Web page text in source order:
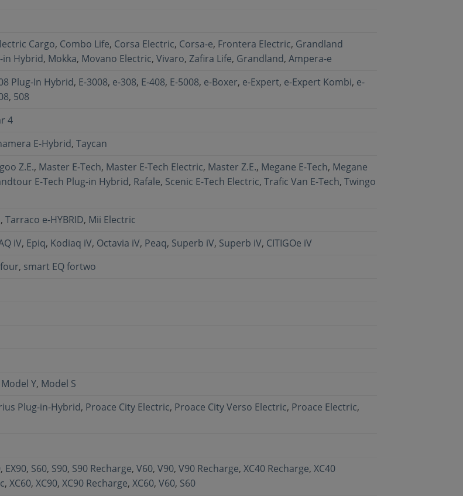
Cargo, Combo Life, Corsa Electric, Corsa-e, Frontera Electric, Grandland
in Hybrid, Mokka, Movano Electric, Vivaro, Zafira Life, Grandland, Ampera-e
Plug-In Hybrid, E-3008, e-308, E-408, E-5008, e-Boxer, e-Expert, e-Expert Kombi, e-
, 508
4
E-Hybrid, Taycan
Z.E., Master E-Tech, Master E-Tech Electric, Master Z.E., Megane E-Tech, Megane
E-Tech Plug-in Hybrid, Rafale, Scenic E-Tech Electric, Trafic Van E-Tech, Twingo
, Tarraco e-HYBRID, Mii Electric
iV, Epiq, Kodiaq iV, Octavia iV, Peaq, Superb iV, Superb iV, CITIGOe iV
, smart EQ fortwo
Y, Model S
Plug-in-Hybrid, Proace City Electric, Proace City Verso Electric, Proace Electric,
, EX90, S60, S90, S90 Recharge, V60, V90, V90 Recharge, XC40 Recharge, XC40
, XC60, XC90, XC90 Recharge, XC60, V60, S60